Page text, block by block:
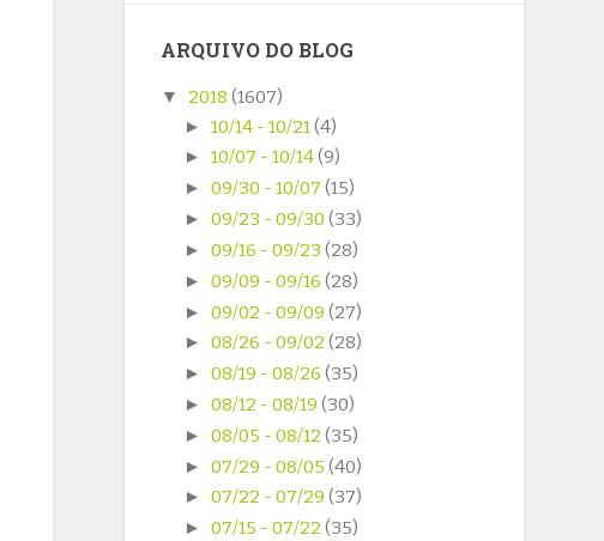
ARQUIVO DO BLOG
▼ 2018(1607)
► 10/14 - 10/21(4)
► 10/07 - 10/14(9)
► 09/30 - 10/07 (15)
► 09/23 - 09/30 (33)
► 09/16 - 09/23 (28)
► 09/09 - 09/16 (28)
► 09/02 - 09/09 (27)
► 08/26 - 09/02 (28)
► 08/19 - 08/26 (35)
► 08/12 - 08/19 (30)
► 08/05 - 08/12 (35)
► 07/29 - 08/05 (40)
► 07/22 - 07/29 (37)
► 07/15 - 07/22 (35)